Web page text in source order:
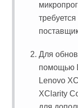
Для
помощью
Lenovo
XClarity